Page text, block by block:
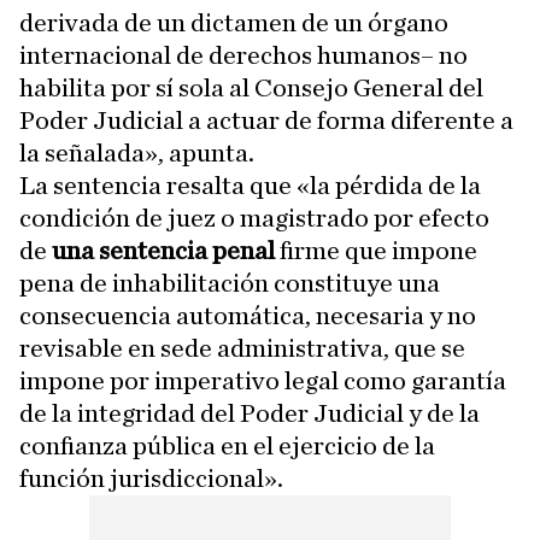
derivada de un dictamen de un órgano
internacional de derechos humanos– no
habilita por sí sola al Consejo General del
Poder Judicial a actuar de forma diferente a
la señalada», apunta.
La sentencia resalta que «la pérdida de la
condición de juez o magistrado por efecto
de una sentencia penalfirme que impone
pena de inhabilitación constituye una
consecuencia automática, necesaria y no
revisable en sede administrativa, que se
impone por imperativo legal como garantía
de la integridad del Poder Judicial y de la
confianza pública en el ejercicio de la
función jurisdiccional».